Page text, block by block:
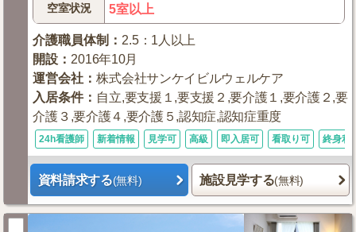
空室状況 5室以上
介護職員体制 ： 2.5：1人以上
開設 ： 2016年10月
運営会社 ：株式会社サンケイビルウェルケア
入居条件： 自立,要支援１,要支援２,要介護１,要介護２,要
介護３,要介護４,要介護５,認知症,認知症重度
24h看護師 新着情報 見学可 高級 即入居可 看取り可 終身利
資料請求する(無料) 施設見学する(無料)